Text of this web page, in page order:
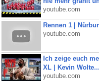
youtube.com
Rennen 1 |
youtube.com
Ich zeige euch
XL | Kevin Wolte...
youtube.com